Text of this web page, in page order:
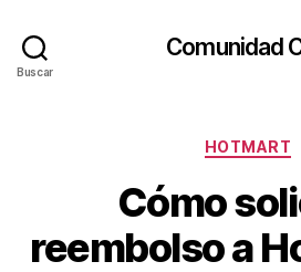
Buscar
Comunidad
HOTMART
Cómo
reembolso a